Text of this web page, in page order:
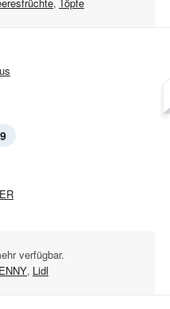
verfügbar.
, Lidl